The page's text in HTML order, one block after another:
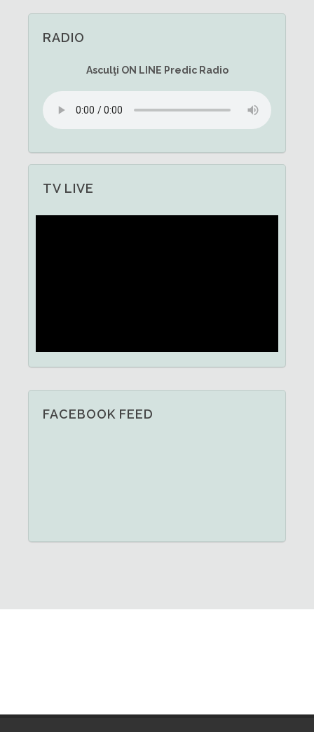
RADIO
Asculţi ON LINE Predic Radio
TV LIVE
FACEBOOK FEED